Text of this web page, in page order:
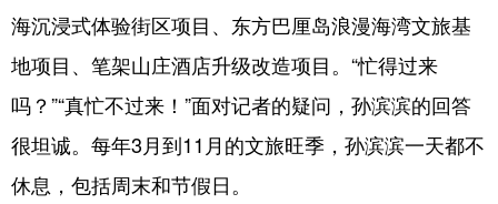
海沉浸式体验街区项目、东方巴厘岛浪漫海湾文旅基
地项目、笔架山庄酒店升级改造项目。“忙得过来
吗？”“真忙不过来！”面对记者的疑问，孙滨滨的回答
很坦诚。每年3月到11月的文旅旺季，孙滨滨一天都不
休息，包括周末和节假日。